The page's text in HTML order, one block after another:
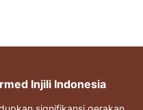
Injili Indonesia